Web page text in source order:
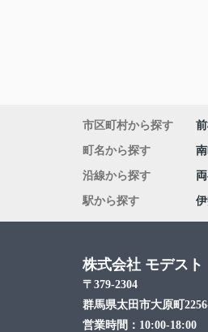
市区町村から探す
町名から探す 南
沿線から探す
駅から探す
株式会社 モデスト
〒379-2304
群馬県太田市大原町
営業時間： 10:00-18:00